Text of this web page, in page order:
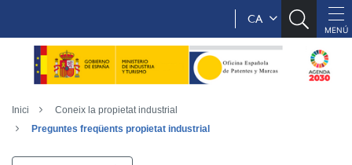
CA
Inici
Coneix la propietat industrial
Preguntes freqüents propietat industrial